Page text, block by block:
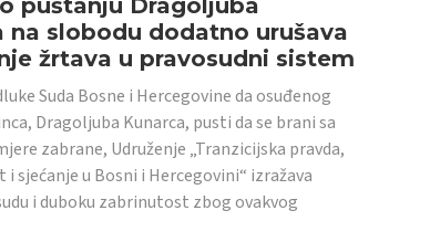
na slobodu dodatno urušava
žrtava u pravosudni sistem
Suda Bosne i Hercegovine da osuđenog
Dragoljuba Kunarca, pusti da se brani sa
zabrane, Udruženje „Tranzicijska pravda,
sjećanje u Bosni i Hercegovini“ izražava
i duboku zabrinutost zbog ovakvog